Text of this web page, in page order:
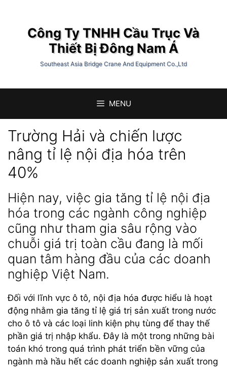
Công Ty TNHH Cầu Trục Và
Thiết Bị Đông Nam Á
Southeast Asia Bridge Crane And Equipment Co.,Ltd
MENU
Trường Hải và chiến lược
nâng tỉ lệ nội địa hóa trên
40%
Hiện nay, việc gia tăng tỉ lệ nội địa
hóa trong các ngành công nghiệp
cũng như tham gia sâu rộng vào
chuỗi giá trị toàn cầu đang là mối
quan tâm hàng đầu của các doanh
nghiệp Việt Nam.
Đối với lĩnh vực ô tô, nội địa hóa được hiểu là hoạt
động nhằm gia tăng tỉ lệ giá trị sản xuất trong nước
cho ô tô và các loại linh kiện phụ tùng để thay thế
phần giá trị nhập khẩu. Đây là một trong những bài
toán khó trong quá trình phát triển bền vững của
ngành mà hầu hết các doanh nghiệp sản xuất trong